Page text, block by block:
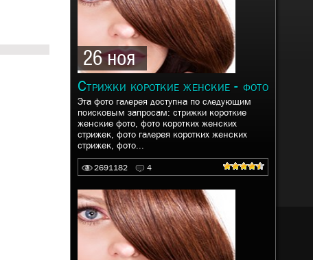
26 ноя
Стрижки короткие женские - фото
Эта фото галерея доступна по следующим
поисковым запросам: стрижки короткие
женские фото, фото коротких женских
стрижек, фото галерея коротких женских
стрижек, фото...
2691182 4